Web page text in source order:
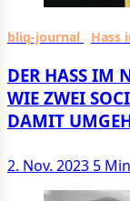
bliq-journal Hass
DER HASS IM
WIE ZWEI
DAMIT
2. Nov. 2023 5